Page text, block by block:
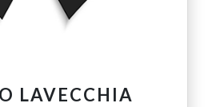
LAVECCHIA